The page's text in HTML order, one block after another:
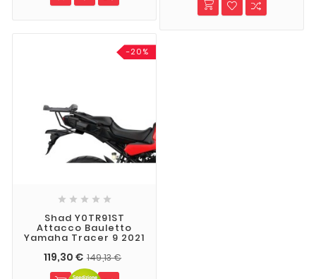
-20%
    
Shad Y0TR91ST
Attacco Bauletto
Yamaha Tracer 9 2021
119,30 € 149,13 €